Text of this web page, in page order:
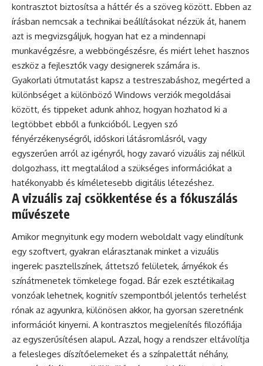
kontrasztot biztosítsa a háttér és a szöveg között. Ebben az
írásban nemcsak a technikai beállításokat nézzük át, hanem
azt is megvizsgáljuk, hogyan hat ez a mindennapi
munkavégzésre, a webböngészésre, és miért lehet hasznos
eszköz a fejlesztők vagy designerek számára is.
Gyakorlati útmutatást kapsz a testreszabáshoz, megérted a
különbséget a különböző Windows verziók megoldásai
között, és tippeket adunk ahhoz, hogyan hozhatod ki a
legtöbbet ebből a funkcióból. Legyen szó
fényérzékenységről, időskori látásromlásról, vagy
egyszerűen arról az igényről, hogy zavaró vizuális zaj nélkül
dolgozhass, itt megtalálod a szükséges információkat a
hatékonyabb és kíméletesebb digitális létezéshez.
A vizuális zaj csökkentése és a fókuszálás
művészete
Amikor megnyitunk egy modern weboldalt vagy elindítunk
egy szoftvert, gyakran elárasztanak minket a vizuális
ingerek: pasztellszínek, áttetsző felületek, árnyékok és
színátmenetek tömkelege fogad. Bár ezek esztétikailag
vonzóak lehetnek, kognitív szempontból jelentős terhelést
rónak az agyunkra, különösen akkor, ha gyorsan szeretnénk
információt kinyerni. A kontrasztos megjelenítés filozófiája
az egyszerűsítésen alapul. Azzal, hogy a rendszer eltávolítja
a felesleges díszítőelemeket és a színpalettát néhány,